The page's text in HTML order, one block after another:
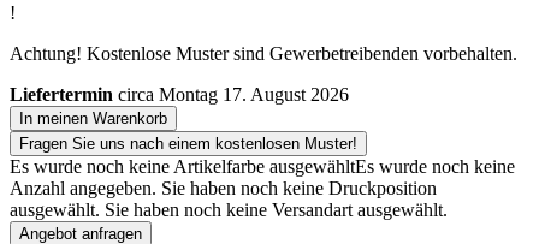
!
Achtung! Kostenlose Muster sind Gewerbetreibenden vorbehalten.
Liefertermin circa Montag 17. August 2026
In meinen Warenkorb
Fragen Sie uns nach einem kostenlosen Muster!
Es wurde noch keine Artikelfarbe ausgewähltEs wurde noch keine
Anzahl angegeben. Sie haben noch keine Druckposition
ausgewählt. Sie haben noch keine Versandart ausgewählt.
Angebot anfragen